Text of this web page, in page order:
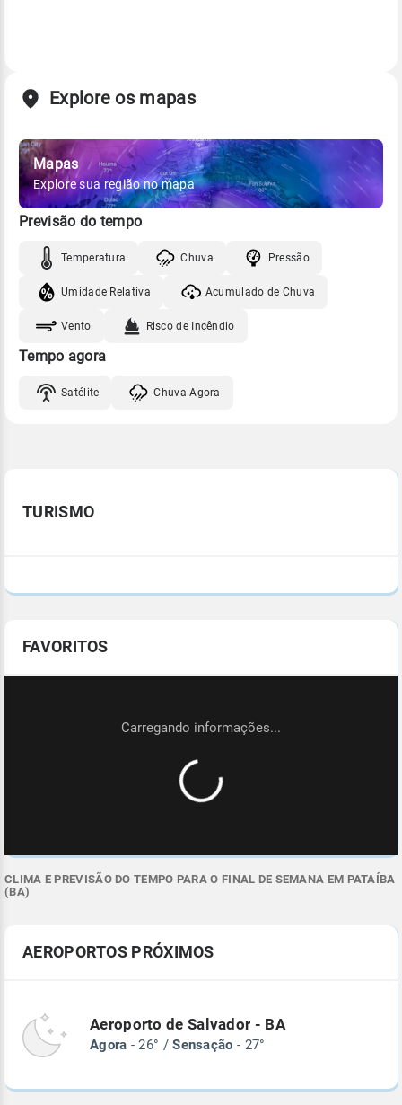
Explore os mapas
Mapas
Explore sua região no mapa
Previsão do tempo
Temperatura Chuva Pressão
Umidade Relativa Acumulado de Chuva
Vento Risco de Incêndio
Tempo agora
Satélite Chuva Agora
TURISMO
FAVORITOS
CLIMA E PREVISÃO DO TEMPO PARA O FINAL DE SEMANA EM PATAÍBA
(BA)
AEROPORTOS PRÓXIMOS
Aeroporto de Salvador - BA
Agora - 26° /Sensação - 27°